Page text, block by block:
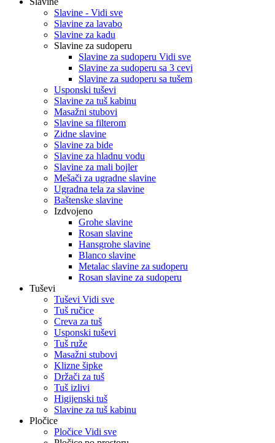
Slavine - Vidi sve
Slavine za lavabo
Slavine za kadu
Slavine za sudoperu
Slavine za sudoperu Vidi sve
Slavine za sudoperu sa 3 cevi
Slavine za sudoperu sa tušem
Usponski tuševi
Slavine za tuš kabinu
Masažni stubovi
Slavine sa filterom
Zidne slavine
Slavine za bide
Slavine za hladnu vodu
Slavine za mali bojler
Mešači za ugradne slavine
Ugradna tela za slavine
Baštenske slavine
Izdvojeno
Grohe slavine
Rosan slavine
Hansgrohe slavine
Blanco slavine
Metalac slavine za sudoperu
Rosan slavine za sudoperu
Tuševi
Tuševi Vidi sve
Tuš ručice
Creva za tuš
Usponski tuševi
Tuš ruže
Masažni stubovi
Klizne šipke
Držači za tuš
Tuš izlivi
Higijenski tuš
Slavine za tuš kabinu
Pločice
Pločice Vidi sve